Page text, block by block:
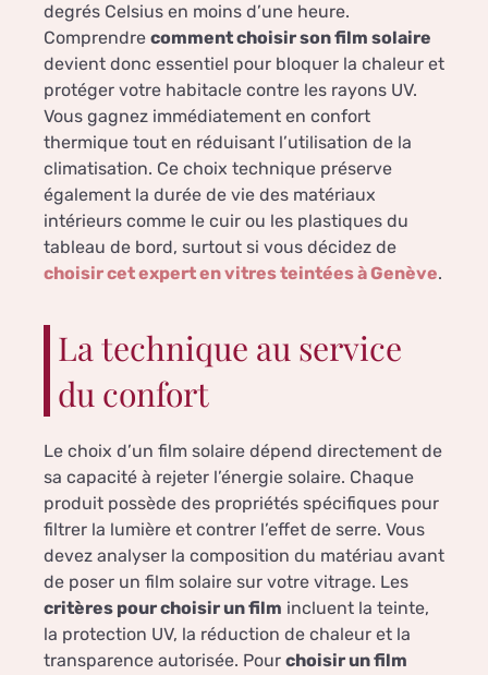
degrés Celsius en moins d’une heure.
Comprendre comment choisir son film solaire
devient donc essentiel pour bloquer la chaleur et
protéger votre habitacle contre les rayons UV.
Vous gagnez immédiatement en confort
thermique tout en réduisant l’utilisation de la
climatisation. Ce choix technique préserve
également la durée de vie des matériaux
intérieurs comme le cuir ou les plastiques du
tableau de bord, surtout si vous décidez de
choisir cet expert en vitres teintées à Genève.
La technique au service
du confort
Le choix d’un film solaire dépend directement de
sa capacité à rejeter l’énergie solaire. Chaque
produit possède des propriétés spécifiques pour
filtrer la lumière et contrer l’effet de serre. Vous
devez analyser la composition du matériau avant
de poser un film solaire sur votre vitrage. Les
critères pour choisir un film incluent la teinte,
la protection UV, la réduction de chaleur et la
transparence autorisée. Pour choisir un film